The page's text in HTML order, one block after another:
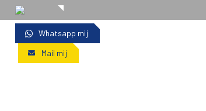
Whatsapp mij
Mail mij